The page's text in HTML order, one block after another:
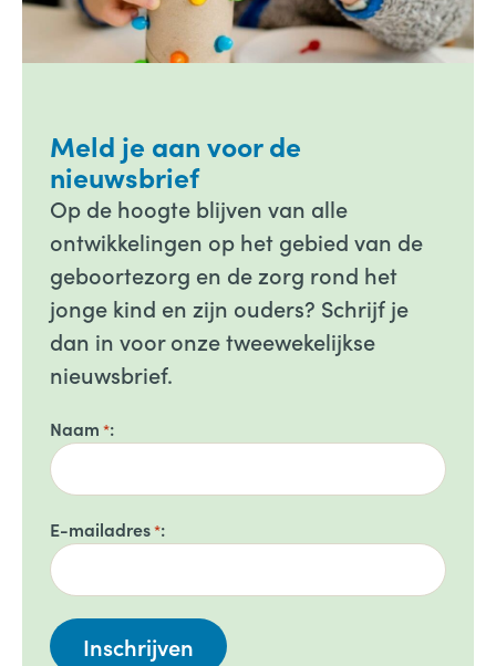
Meld je aan voor de
nieuwsbrief
Op de hoogte blijven van alle
ontwikkelingen op het gebied van de
geboortezorg en de zorg rond het
jonge kind en zijn ouders? Schrijf je
dan in voor onze tweewekelijkse
nieuwsbrief.
Naam *
E-mailadres*